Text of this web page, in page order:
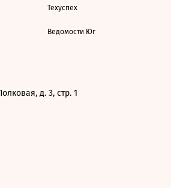
Техуспех
Ведомости Юг
д. 3, стр. 1